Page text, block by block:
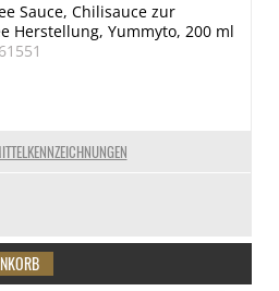
Sauce, Chilisauce zur
Herstellung, Yummyto, 200 ml